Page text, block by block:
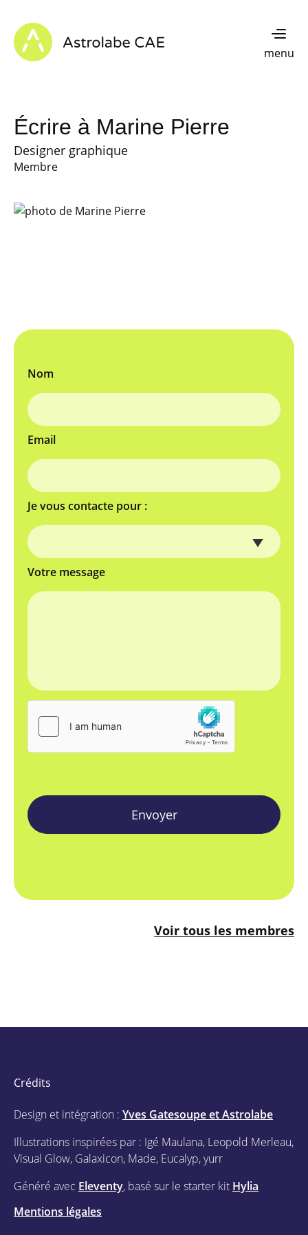
Astrolabe CAE - Home
menu
Écrire à Marine Pierre
Designer graphique
Membre
Nom
Email
Je vous contacte pour :
Votre message
Envoyer
Voir tous les membres
Crédits
Design et intégration : Yves Gatesoupe et Astrolabe
Illustrations inspirées par : Igé Maulana, Leopold Merleau,
Visual Glow, Galaxicon, Made, Eucalyp, yurr
Généré avec Eleventy, basé sur le starter kit Hylia
Mentions légales